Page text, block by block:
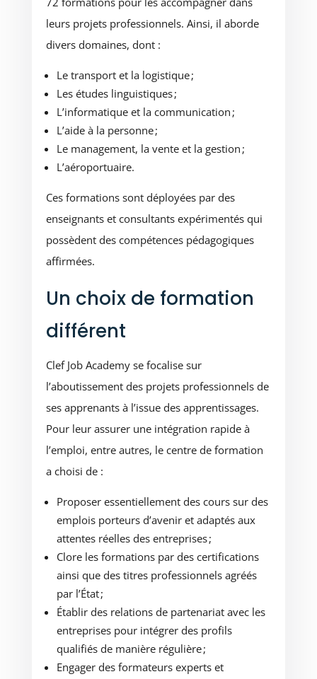
leurs projets professionnels. Ainsi, il aborde
divers domaines, dont :
Le transport et la logistique ;
Les études linguistiques ;
L’informatique et la communication ;
L’aide à la personne ;
Le management, la vente et la gestion ;
L’aéroportuaire.
Ces formations sont déployées par des
enseignants et consultants expérimentés qui
possèdent des compétences pédagogiques
affirmées.
Un choix de formation
différent
Clef Job Academy se focalise sur
l’aboutissement des projets professionnels de
ses apprenants à l’issue des apprentissages.
Pour leur assurer une intégration rapide à
l’emploi, entre autres, le centre de formation
a choisi de :
Proposer essentiellement des cours sur des
emplois porteurs d’avenir et adaptés aux
attentes réelles des entreprises ;
Clore les formations par des certifications
ainsi que des titres professionnels agréés
par l’État ;
Établir des relations de partenariat avec les
entreprises pour intégrer des profils
qualifiés de manière régulière ;
Engager des formateurs experts et